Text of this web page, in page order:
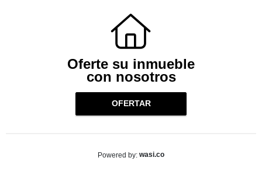
Oferte su inmueble
con nosotros
OFERTAR
Powered by: wasi.co